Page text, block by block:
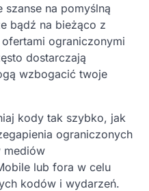
na pomyślną
bądź na bieżąco z
ograniczonymi
dostarczają
wzbogacić twoje
kody tak szybko, jak
ograniczonych
mediów
lub fora w celu
kodów i wydarzeń.